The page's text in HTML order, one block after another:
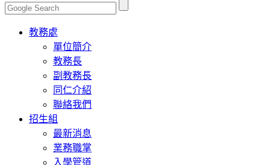
Toggle
navigation
教務處
單位簡介
教務長
副教務長
同仁介紹
聯絡我們
招生組
最新消息
業務職掌
入學管道